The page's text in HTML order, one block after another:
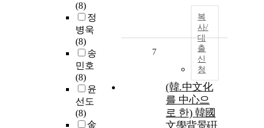
(8)
정
병욱
(8)
송
민호
(8)
윤
선도
(8)
金
복
사/
대
출
신
청
7
(韓.中文化
를 中心으
로 한) 韓國